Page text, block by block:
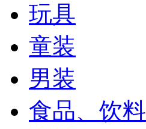
玩具
童装
男装
食品、饮料